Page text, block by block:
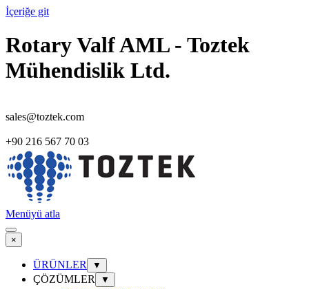
İçeriğe git
Rotary Valf AML - Toztek
Mühendislik Ltd.
sales@toztek.com
+90 216 567 70 03
Menüyü atla
×
ÜRÜNLER ▼
ÇÖZÜMLER ▼